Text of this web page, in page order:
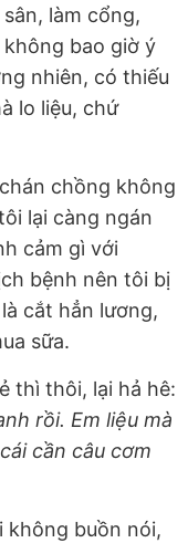
làm cổng,
bao giờ ý
nhiên, có thiếu
lo liệu, chứ
chồng không
lại càng ngán
cảm gì với
bệnh nên tôi bị
cắt hẳn lương,
sữa.
thì thôi, lại hả hê:
rồi. Em liệu mà
cần câu cơm
không buồn nói,